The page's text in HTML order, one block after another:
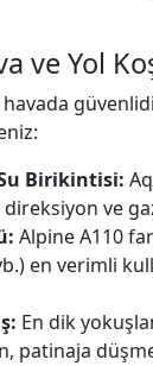
ve Yol
Birikintisi:
direksiyon ve
Alpine A110
en verimli
En dik
patinaja